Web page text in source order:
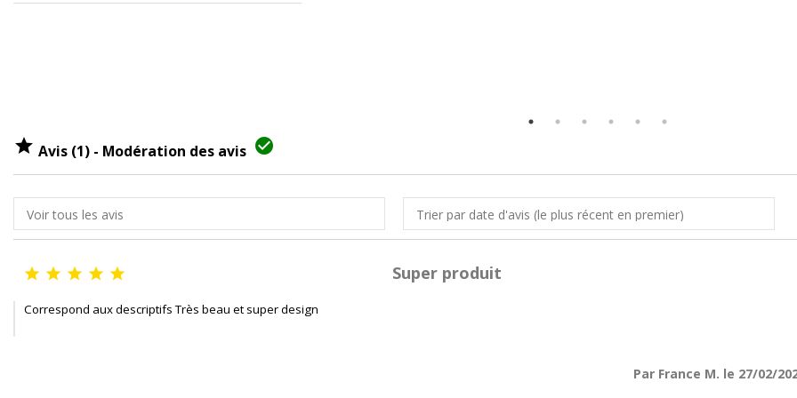
 Avis (1) - Modération des avis 
     Super produit
Correspond aux descriptifs Très beau et super design
Par France M. le 27/02/